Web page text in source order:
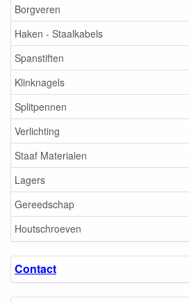
Borgveren
Haken - Staalkabels
Spanstiften
Klinknagels
Splitpennen
Verlichting
Staaf Materialen
Lagers
Gereedschap
Houtschroeven
Contact